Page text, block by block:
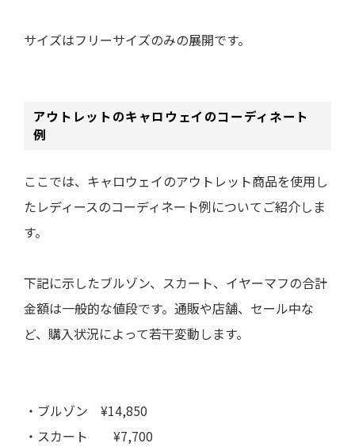
サイズはフリーサイズのみの展開です。
アウトレットのキャロウェイのコーディネート
例
ここでは、キャロウェイのアウトレット商品を使用し
たレディースのコーディネート例についてご紹介しま
す。
下記に示したブルゾン、スカート、イヤーマフの合計
金額は一般的な値段です。通販や店舗、セール中な
ど、購入状況によって若干変動します。
・ブルゾン ¥14,850
・スカート ¥7,700